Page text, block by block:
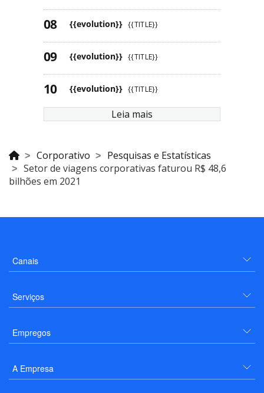
{{evolution}} {{TITLE}}
{{evolution}} {{TITLE}}
{{evolution}} {{TITLE}}
Leia mais
Corporativo
Pesquisas e Estatísticas
Setor de viagens corporativas faturou R$ 48,6
bilhões em 2021
Canais
Serviços
Empregos
A Empresa